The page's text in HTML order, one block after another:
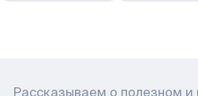
Рассказываем о полезном и